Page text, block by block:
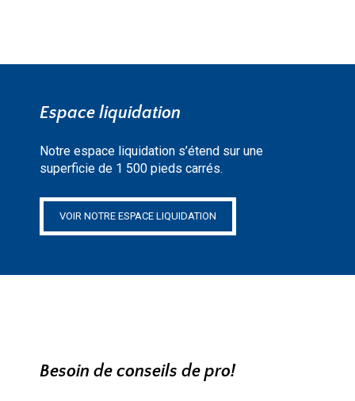
Espace liquidation
Notre espace liquidation s’étend sur une
superficie de 1 500 pieds carrés.
VOIR NOTRE ESPACE LIQUIDATION
Besoin de conseils de pro!